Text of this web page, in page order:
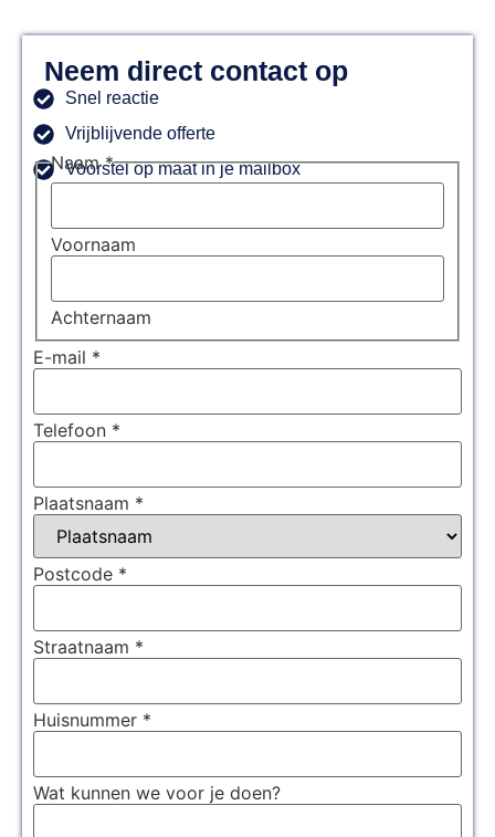
Neem direct contact op
Snel reactie
Vrijblijvende offerte
Voorstel op maat in je mailbox
Naam*
Voornaam
Achternaam
E-mail *
Telefoon *
Plaatsnaam *
Postcode *
Straatnaam *
Huisnummer *
Wat kunnen we voor je doen?